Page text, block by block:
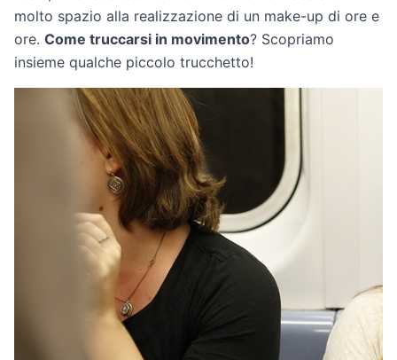
molto spazio alla realizzazione di un make-up di ore e
ore. Come truccarsi in movimento? Scopriamo
insieme qualche piccolo trucchetto!